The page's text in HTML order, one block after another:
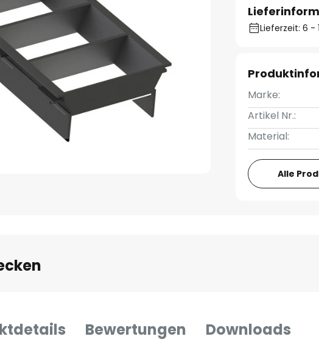
Lieferzeit: 6 -
Marke:
Artikel Nr.:
Material:
Alle
Bewertungen Downloads